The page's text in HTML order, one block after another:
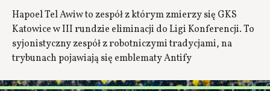
Hapoel Tel Awiw to zespół z którym zmierzy się GKS
Katowice w III rundzie eliminacji do Ligi Konferencji. To
syjonistyczny zespół z robotniczymi tradycjami, na
trybunach pojawiają się emblematy Antify